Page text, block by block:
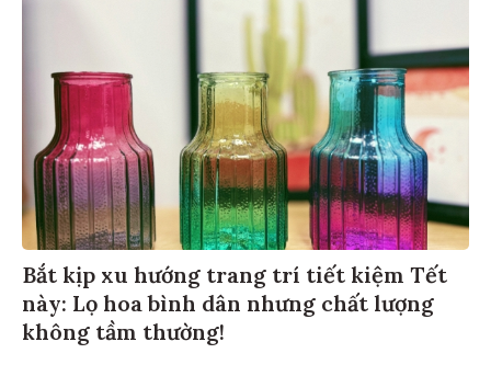
Bắt kịp xu hướng trang trí tiết kiệm Tết
này: Lọ hoa bình dân nhưng chất lượng
không tầm thường!